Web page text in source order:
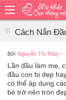
chủ
ăn
Bé
vệ
sinh
Cách Nắn
Bởi Nguyễn Thị Thùy -
Lần đầu làm mẹ,
đầu con bị dẹp
có thể áp dụng
bé trở nên tròn